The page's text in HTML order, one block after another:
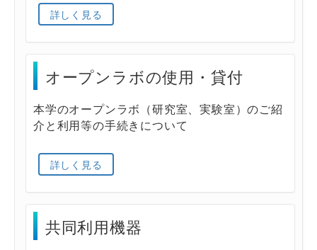
詳しく見る
オープンラボの使用・貸付
本学のオープンラボ（研究室、実験室）のご紹
介と利用等の手続きについて
詳しく見る
共同利用機器